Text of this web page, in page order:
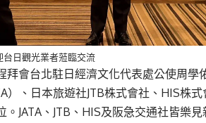
日觀光業者蒞臨交流
拜會台北駐日經濟文化代表處公使周學
）、日本旅遊社JTB株式會社、HIS株
。JATA、JTB、HIS及阪急交通社皆樂